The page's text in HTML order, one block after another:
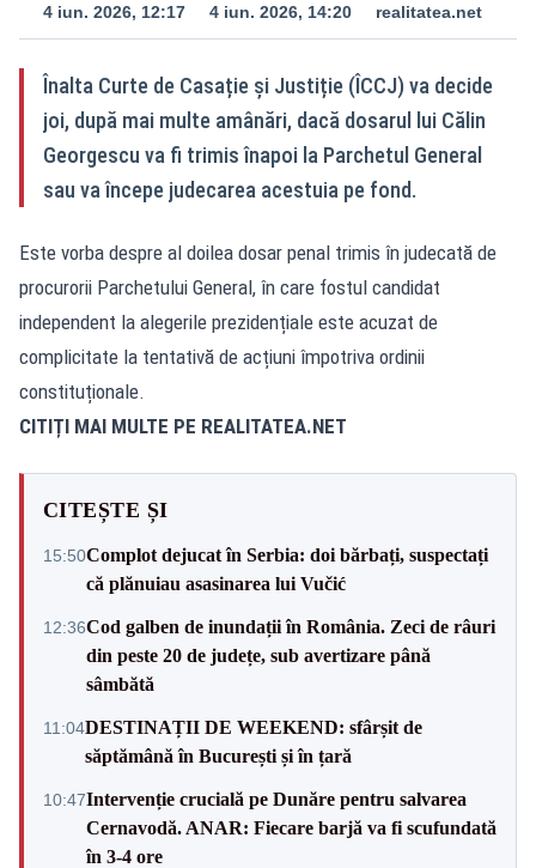
4 iun. 2026, 12:17 4 iun. 2026, 14:20 realitatea.net
Înalta Curte de Casație și Justiție (ÎCCJ) va decide
joi, după mai multe amânări, dacă dosarul lui Călin
Georgescu va fi trimis înapoi la Parchetul General
sau va începe judecarea acestuia pe fond.
Este vorba despre al doilea dosar penal trimis în judecată de
procurorii Parchetului General, în care fostul candidat
independent la alegerile prezidențiale este acuzat de
complicitate la tentativă de acțiuni împotriva ordinii
constituționale.
CITIȚI MAI MULTE PE REALITATEA.NET
CITEȘTE ȘI
15:50Complot dejucat în Serbia: doi bărbați, suspectați
că plănuiau asasinarea lui Vučić
12:36Cod galben de inundații în România. Zeci de râuri
din peste 20 de județe, sub avertizare până
sâmbătă
11:04DESTINAȚII DE WEEKEND: sfârșit de
săptămână în București și în țară
10:47Intervenție crucială pe Dunăre pentru salvarea
Cernavodă. ANAR: Fiecare barjă va fi scufundată
în 3-4 ore